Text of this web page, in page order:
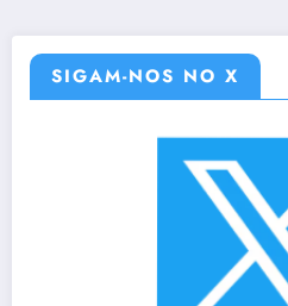
SIGAM-NOS NO X